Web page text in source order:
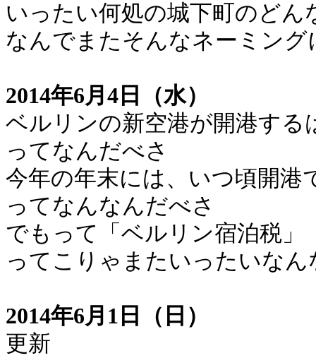
いったい何処の城下町のどん
なんでまたそんなネーミング
2014年6月4日（水）
ベルリンの新空港が開港する
ってなんだべさ
今年の年末には、いつ頃開港
ってなんなんだべさ
でもって「ベルリン宿泊税」
ってこりゃまたいったいな
2014年6月1日（日）
更新